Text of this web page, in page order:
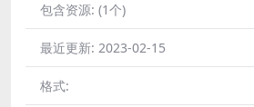
包含资源: (1个)
最近更新: 2023-02-15
格式: